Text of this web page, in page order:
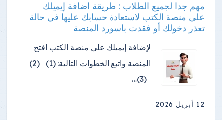
مهم جدا لجميع الطلاب : طريقة اضافة إيميلك
على منصة الكتب لاستعادة حسابك عليها في حالة
تعذر دخولك أو فقدت باسورد المنصة
لإضافة إيميلك على منصة الكتب افتح
المنصة واتبع الخطوات التالية: (1) (2)
(3)…
12 أبريل 2026